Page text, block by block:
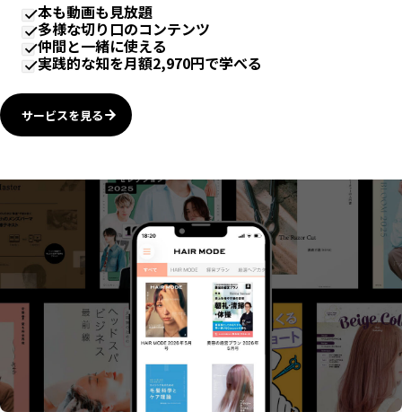
本も動画も見放題
多様な切り口のコンテンツ
仲間と一緒に使える
実践的な知を月額2,970円で学べる
サービスを見る